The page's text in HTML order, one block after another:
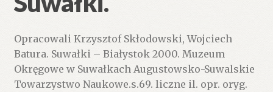
Opracowali Krzysztof Skłodowski, Wojciech
Batura. Suwałki – Białystok 2000. Muzeum
Okręgowe w Suwałkach Augustowsko-Suwalskie
Towarzystwo Naukowe.s.69. liczne il. opr. oryg.